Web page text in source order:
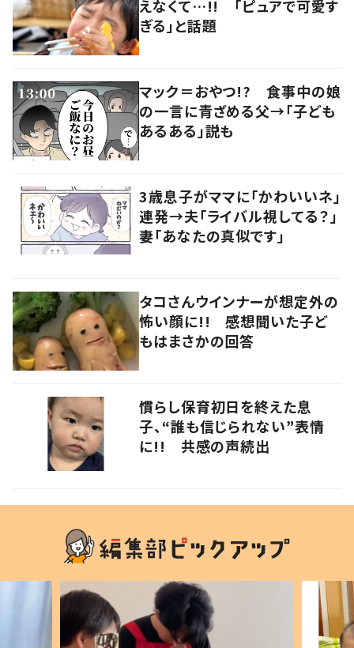
えなくて…!! 「ピュアで可愛す
ぎる」と話題
マック＝おやつ!? 食事中の娘
の一言に青ざめる父→「子ども
あるある」説も
3歳息子がママに「かわいいネ」
連発→夫「ライバル視してる？」
妻「あなたの真似です」
タコさんウインナーが想定外の
怖い顔に!! 感想聞いた子ど
もはまさかの回答
慣らし保育初日を終えた息
子、“誰も信じられない”表情
に!! 共感の声続出